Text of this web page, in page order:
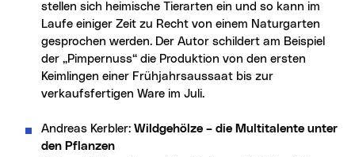
stellen sich heimische Tierarten ein und so kann im
Laufe einiger Zeit zu Recht von einem Naturgarten
gesprochen werden. Der Autor schildert am Beispiel
der „Pimpernuss“ die Produktion von den ersten
Keimlingen einer Frühjahrsaussaat bis zur
verkaufsfertigen Ware im Juli.
Andreas Kerbler: Wildgehölze – die Multitalente unter
den Pflanzen